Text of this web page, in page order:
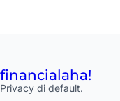
financialaha!
Privacy di default.